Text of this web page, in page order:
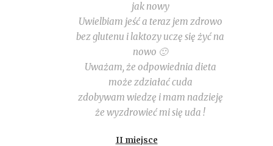
jak nowy
Uwielbiam jeść a teraz jem zdrowo
bez glutenu i laktozy uczę się żyć na
nowo 🙂
Uważam, że odpowiednia dieta
może zdziałać cuda
zdobywam wiedzę i mam nadzieję
że wyzdrowieć mi się uda !
II miejsce